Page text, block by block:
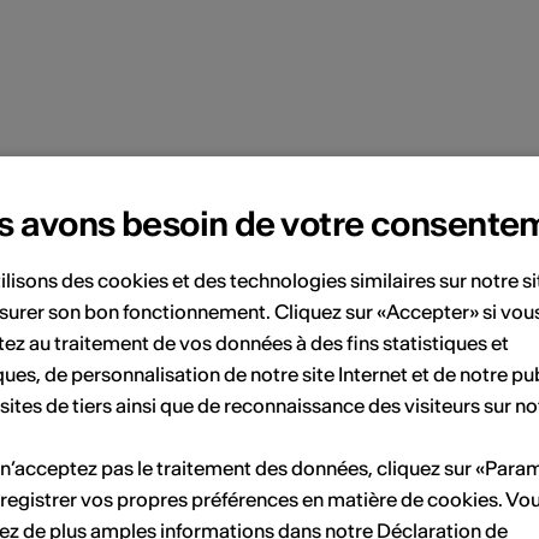
Némiaz/Chamoson (VS). Sous son apparence
non pas la réalité brute mais une
qui se fait l'écho de certitudes
travaille en exprimant ce besoin de fixer son
proche de l'expérience vécue, source de toute
vigoureuse, qui trace ces petits carrés de
au voyage...
avons besoin de votre
des cookies et des technologies similaires sur notre
son bon fonctionnement. Cliquez sur «Accepter» si
au traitement de vos données à des fins statistiques et
de personnalisation de notre site Internet et de notre
de tiers ainsi que de reconnaissance des visiteurs sur
pas le traitement des données, cliquez sur
vos propres préférences en matière de cookies.
de plus amples informations dans notre Déclaration de